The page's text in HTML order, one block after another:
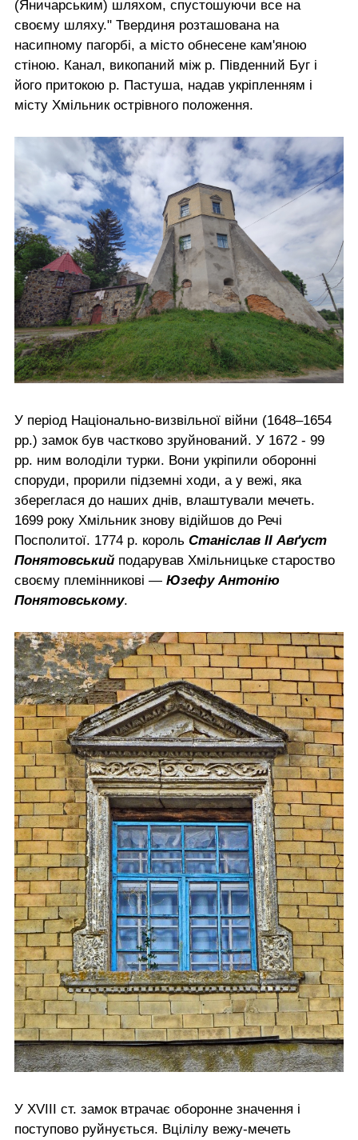
(Яничарським) шляхом, спустошуючи все на
своєму шляху." Твердиня розташована на
насипному пагорбі, а місто обнесене кам'яною
стіною. Канал, викопаний між р. Південний Буг і
його притокою р. Пастуша, надав укріпленням і
місту Хмільник острівного положення.
У період Національно-визвільної війни (1648–1654
рр.) замок був частково зруйнований. У 1672 - 99
рр. ним володіли турки. Вони укріпили оборонні
споруди, прорили підземні ходи, а у вежі, яка
збереглася до наших днів, влаштували мечеть.
1699 року Хмільник знову відійшов до Речі
Посполитої. 1774 р. король Станіслав ІІ Авґуст
Понятовський подарував Хмільницьке староство
своєму племінникові — Юзефу Антонію
Понятовському.
У XVIII ст. замок втрачає оборонне значення і
поступово руйнується. Вцілілу вежу-мечеть